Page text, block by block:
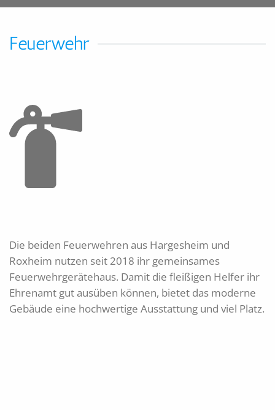
Feuerwehr
Die beiden Feuerwehren aus Hargesheim und
Roxheim nutzen seit 2018 ihr gemeinsames
Feuerwehrgerätehaus. Damit die fleißigen Helfer ihr
Ehrenamt gut ausüben können, bietet das moderne
Gebäude eine hochwertige Ausstattung und viel Platz.